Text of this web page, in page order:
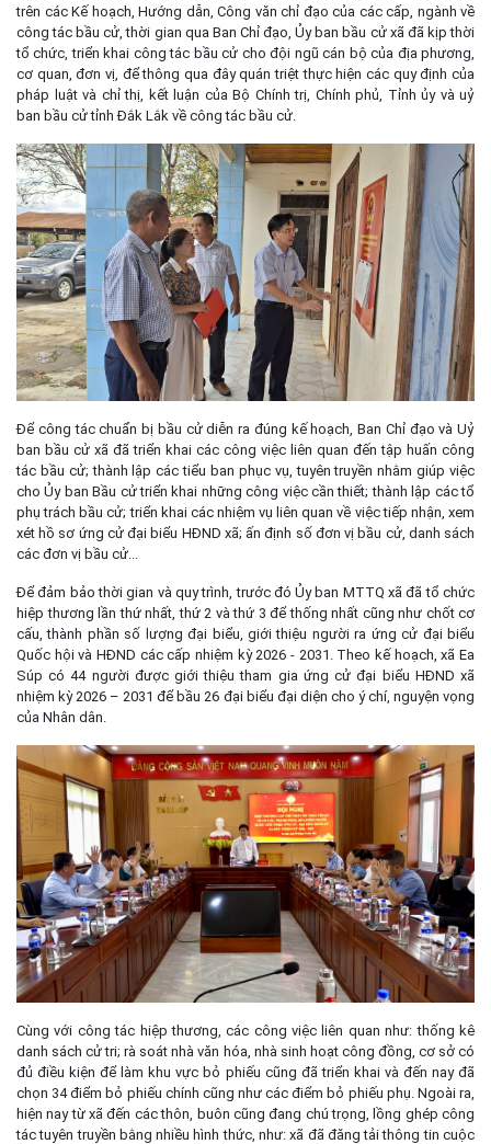
trên các Kế hoạch, Hướng dẫn, Công văn chỉ đạo của các cấp, ngành về
công tác bầu cử, thời gian qua Ban Chỉ đạo, Ủy ban bầu cử xã đã kịp thời
tổ chức, triển khai công tác bầu cử cho đội ngũ cán bộ của địa phương,
cơ quan, đơn vị, để thông qua đây quán triệt thực hiện các quy định của
pháp luật và chỉ thị, kết luận của Bộ Chính trị, Chính phủ, Tỉnh ủy và uỷ
ban bầu cử tỉnh Đắk Lắk về công tác bầu cử.
Để công tác chuẩn bị bầu cử diễn ra đúng kế hoạch, Ban Chỉ đạo và Uỷ
ban bầu cử xã đã triển khai các công việc liên quan đến tập huấn công
tác bầu cử; thành lập các tiểu ban phục vụ, tuyên truyền nhằm giúp việc
cho Ủy ban Bầu cử triển khai những công việc cần thiết; thành lập các tổ
phụ trách bầu cử; triển khai các nhiệm vụ liên quan về việc tiếp nhận, xem
xét hồ sơ ứng cử đại biểu HĐND xã; ấn định số đơn vị bầu cử, danh sách
các đơn vị bầu cử...
Để đảm bảo thời gian và quy trình, trước đó Ủy ban MTTQ xã đã tổ chức
hiệp thương lần thứ nhất, thứ 2 và thứ 3 để thống nhất cũng như chốt cơ
cấu, thành phần số lượng đại biểu, giới thiệu người ra ứng cử đại biểu
Quốc hội và HĐND các cấp nhiệm kỳ 2026 - 2031. Theo kế hoạch, xã Ea
Súp có 44 người được giới thiệu tham gia ứng cử đại biểu HĐND xã
nhiệm kỳ 2026 – 2031 để bầu 26 đại biểu đại diện cho ý chí, nguyện vọng
của Nhân dân.
Cùng với công tác hiệp thương, các công việc liên quan như: thống kê
danh sách cử tri; rà soát nhà văn hóa, nhà sinh hoạt công đồng, cơ sở có
đủ điều kiện để làm khu vực bỏ phiếu cũng đã triển khai và đến nay đã
chọn 34 điểm bỏ phiếu chính cũng như các điểm bỏ phiếu phụ. Ngoài ra,
hiện nay từ xã đến các thôn, buôn cũng đang chú trọng, lồng ghép công
tác tuyên truyền bằng nhiều hình thức, như: xã đã đăng tải thông tin cuộc